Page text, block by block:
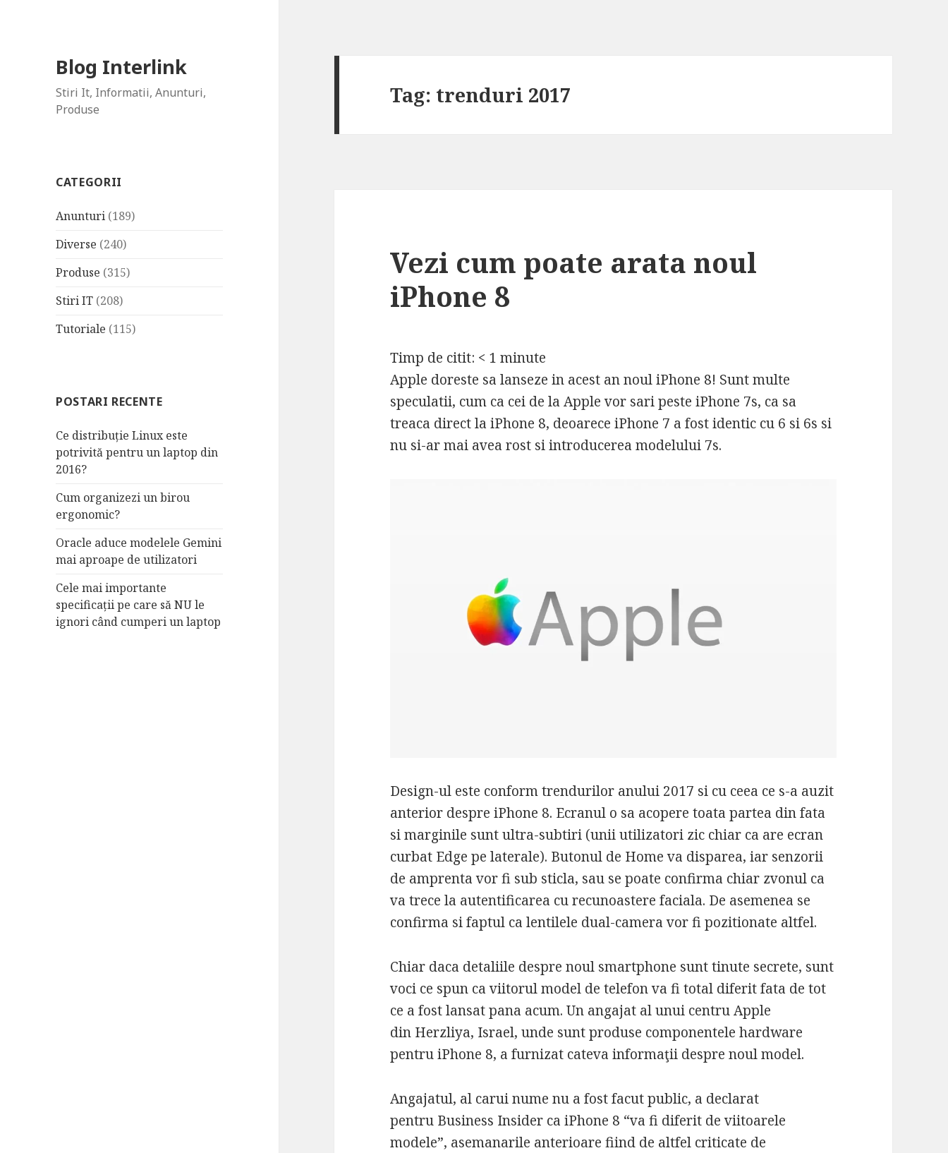
Blog Interlink
Stiri It, Informatii, Anunturi,
Produse
CATEGORII
Anunturi (189)
Diverse (240)
Produse (315)
Stiri IT (208)
Tutoriale (115)
POSTARI RECENTE
Ce distribuție Linux este
potrivită pentru un laptop din
2016?
Cum organizezi un birou
ergonomic?
Oracle aduce modelele Gemini
mai aproape de utilizatori
Cele mai importante
specificații pe care să NU le
ignori când cumperi un laptop
Tag: trenduri 2017
Vezi cum poate arata noul
iPhone 8
Timp de citit: < 1 minute
Apple doreste sa lanseze in acest an noul iPhone 8! Sunt multe
speculatii, cum ca cei de la Apple vor sari peste iPhone 7s, ca sa
treaca direct la iPhone 8, deoarece iPhone 7 a fost identic cu 6 si 6s si
nu si-ar mai avea rost si introducerea modelului 7s.
Design-ul este conform trendurilor anului 2017 si cu ceea ce s-a auzit
anterior despre iPhone 8. Ecranul o sa acopere toata partea din fata
si marginile sunt ultra-subtiri (unii utilizatori zic chiar ca are ecran
curbat Edge pe laterale). Butonul de Home va disparea, iar senzorii
de amprenta vor fi sub sticla, sau se poate confirma chiar zvonul ca
va trece la autentificarea cu recunoastere faciala. De asemenea se
confirma si faptul ca lentilele dual-camera vor fi pozitionate altfel.
Chiar daca detaliile despre noul smartphone sunt tinute secrete, sunt
voci ce spun ca viitorul model de telefon va fi total diferit fata de tot
ce a fost lansat pana acum. Un angajat al unui centru Apple
din Herzliya, Israel, unde sunt produse componentele hardware
pentru iPhone 8, a furnizat cateva informaţii despre noul model.
Angajatul, al carui nume nu a fost facut public, a declarat
pentru Business Insider ca iPhone 8 “va fi diferit de viitoarele
modele”, asemanarile anterioare fiind de altfel criticate de